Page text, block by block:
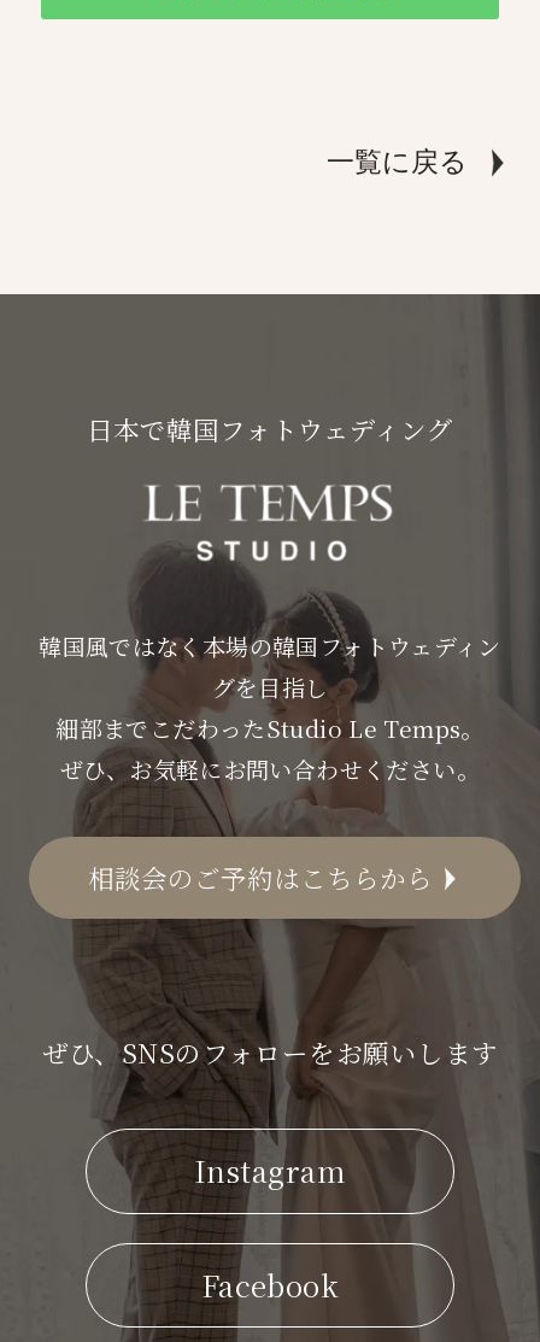
一覧に戻る
日本で韓国フォトウェディング
韓国風ではなく本場の韓国フォトウェディン
グを目指し
細部までこだわったStudio Le Temps。
ぜひ、お気軽にお問い合わせください。
相談会のご予約はこちらから
ぜひ、SNSのフォローをお願いします
Instagram
Facebook